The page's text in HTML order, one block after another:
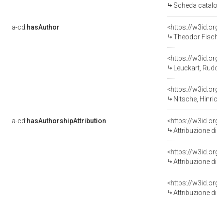
Scheda
a-cd:hasAuthor
<https://
Theodor
<https://
Leuckart,
<https://
Nitsche,
a-cd:hasAuthorshipAttribution
<https://
Attribuzione
<https://
Attribuzione
<https://
Attribuzione